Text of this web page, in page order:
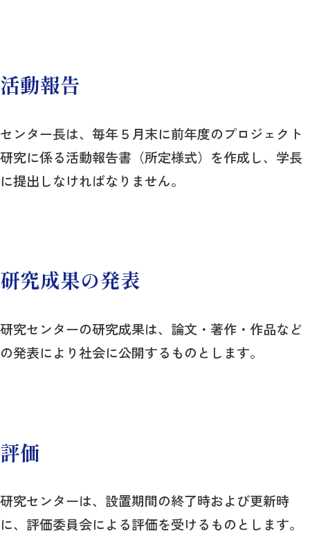
活動報告
センター長は、毎年５月末に前年度のプロジェクト
研究に係る活動報告書（所定様式）を作成し、学長
に提出しなければなりません。
研究成果の発表
研究センターの研究成果は、論文・著作・作品など
の発表により社会に公開するものとします。
評価
研究センターは、設置期間の終了時および更新時
に、評価委員会による評価を受けるものとします。